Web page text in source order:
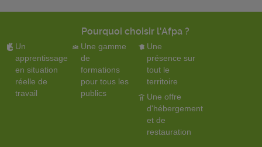
Pourquoi choisir l'Afpa ?
Un
apprentissage
en situation
réelle de
travail
Une gamme
de
formations
pour tous les
publics
Une
présence sur
tout le
territoire
Une offre
d'hébergement
et de
restauration